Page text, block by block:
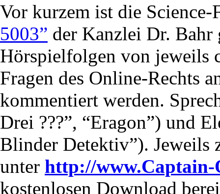
Vor kurzem ist die
5003” der Kanzlei Dr.
Hörspielfolgen von jeweils
Fragen des Online-Rechts
kommentiert werden.
Drei ???”, “Eragon”) und
Blinder Detektiv”). Jeweils
unter http://www.Captain-
kostenlosen Download